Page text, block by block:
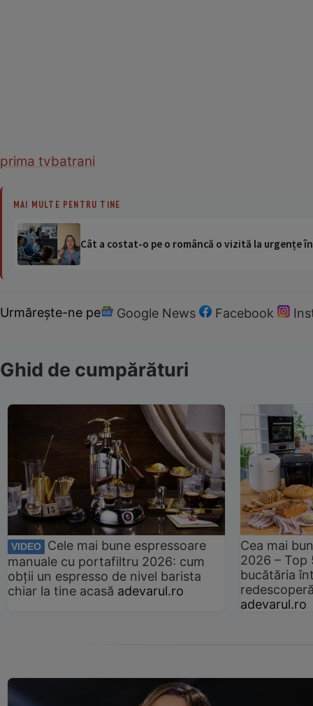
prima tvbatrani
MAI MULTE PENTRU TINE
Cât a costat-o pe o româncă o vizită la urgențe
Urmărește-ne pe Google News Facebook
Ghid de cumpărături
VIDEO
Cele mai bune espressoare
manuale cu portafiltru 2026: cum
obții un espresso de nivel barista
chiar la tine acasă adevarul.ro
Cea mai
2026 –
bucătăria
adevarul.ro